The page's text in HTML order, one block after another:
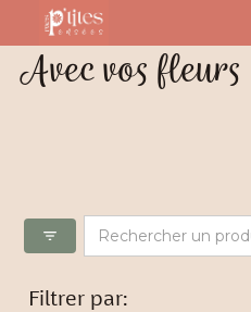
Avec vos fleurs
filter_list
Filtrer par: